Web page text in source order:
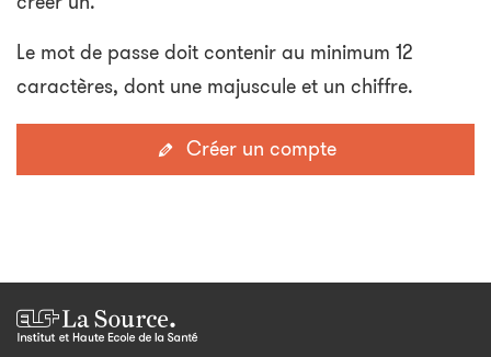
Le mot de passe doit contenir au minimum 12
caractères, dont une majuscule et un chiffre.
Créer un compte